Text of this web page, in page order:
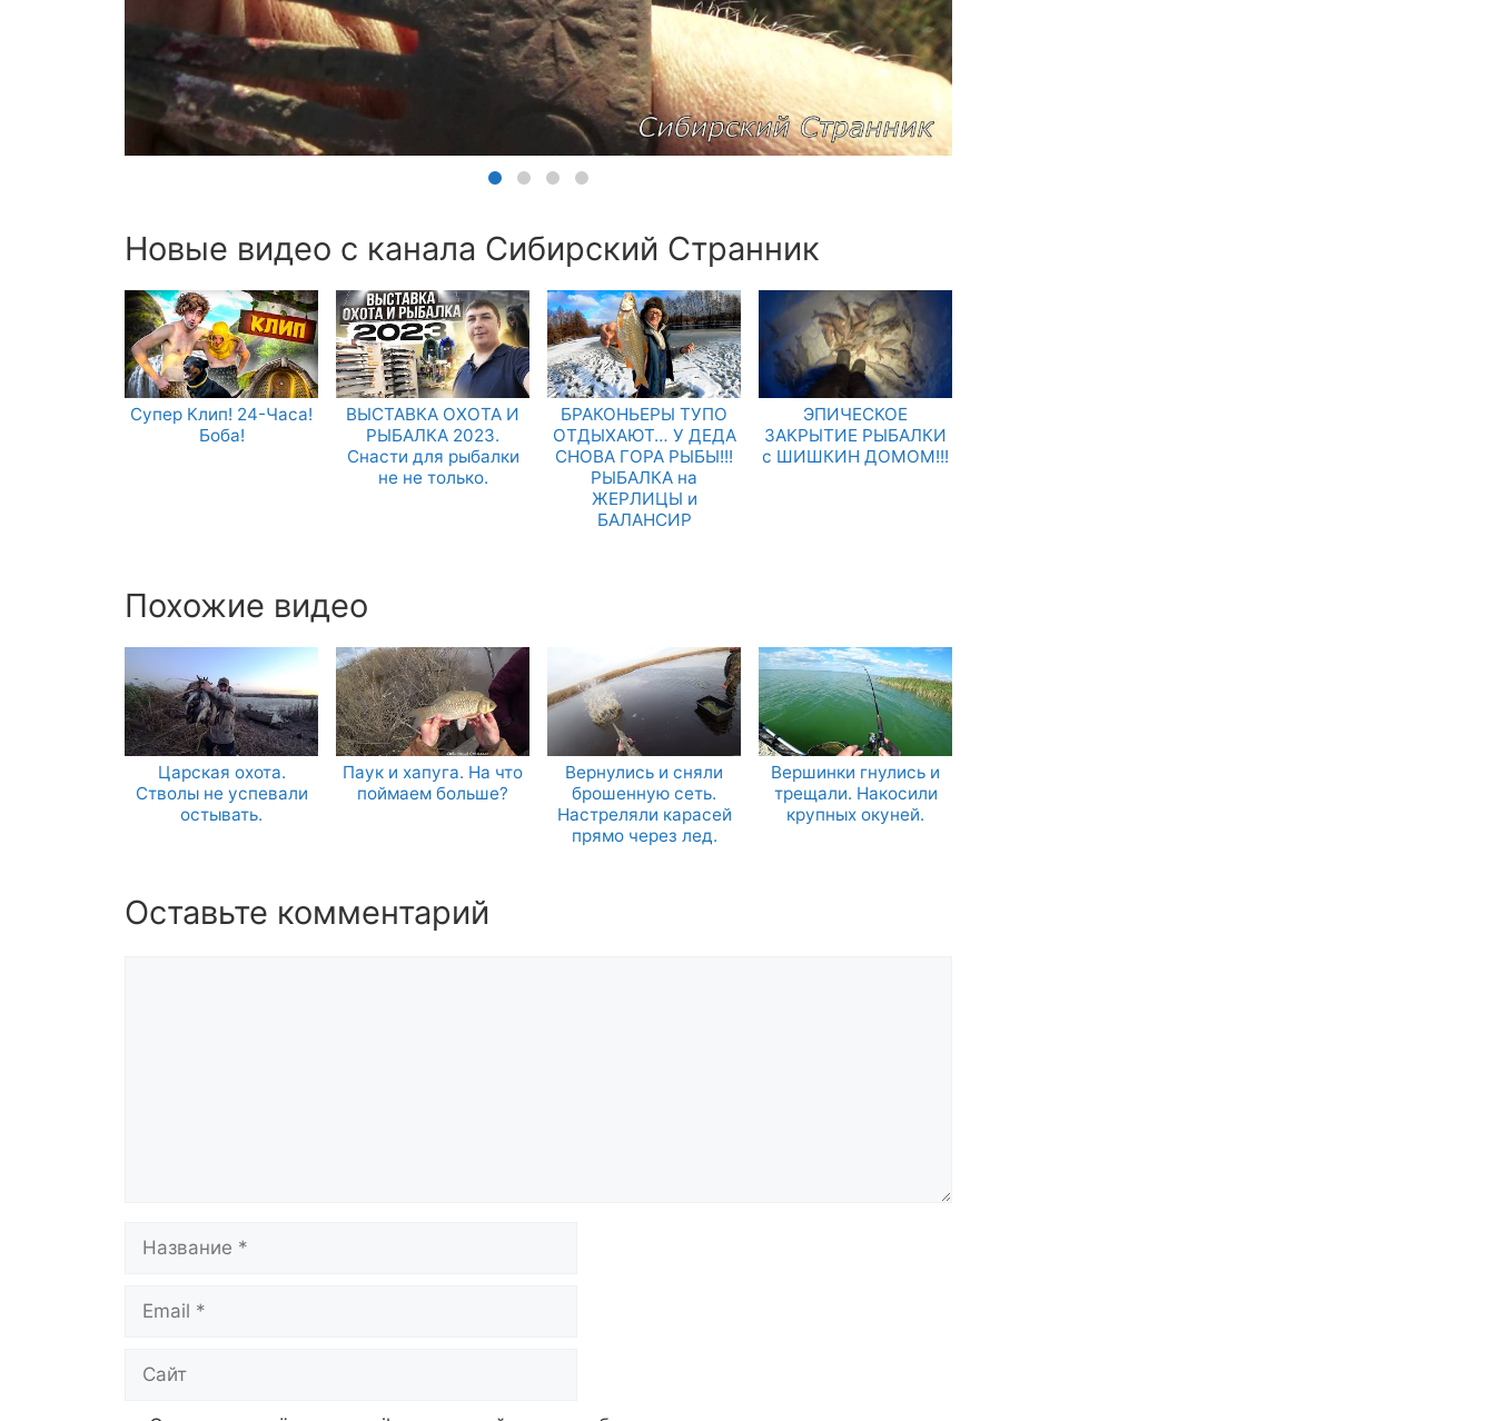
Новые видео с канала Сибирский Странник
Супер Клип! 24-Часа!
Боба!
ВЫСТАВКА ОХОТА И
РЫБАЛКА 2023.
Снасти для рыбалки
не не только.
БРАКОНЬЕРЫ ТУПО
ОТДЫХАЮТ… У ДЕДА
СНОВА ГОРА РЫБЫ!!!
РЫБАЛКА на
ЖЕРЛИЦЫ и
БАЛАНСИР
ЭПИЧЕСКОЕ
ЗАКРЫТИЕ РЫБАЛКИ
с ШИШКИН ДОМОМ!!!
Похожие видео
Царская охота.
Стволы не успевали
остывать.
Паук и хапуга. На что
поймаем больше?
Вернулись и сняли
брошенную сеть.
Настреляли карасей
прямо через лед.
Вершинки гнулись и
трещали. Накосили
крупных окуней.
Оставьте комментарий